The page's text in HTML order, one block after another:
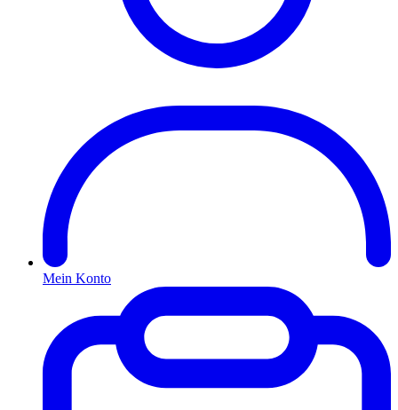
Mein Konto